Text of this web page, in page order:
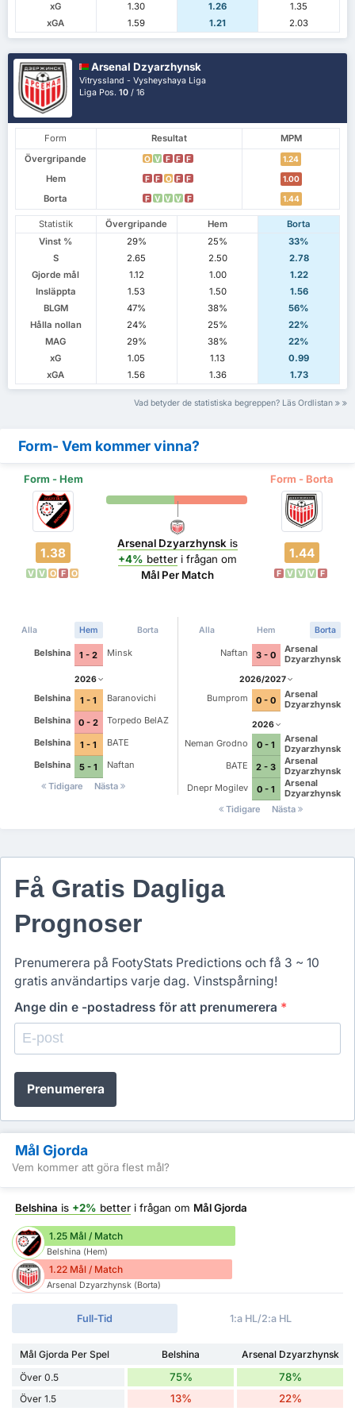
xG
1.30 1.26
1.35
xGA
1.59 1.21 2.03
Arsenal Dzyarzhynsk
Vitryssland - Vysheyshaya Liga
Liga Pos.10 / 16
Form Resultat
MPM
Övergripande
O V F F F 1.24
Hem F F O F F 1.00
Borta F V V V F 1.44
Statistik Övergripande Hem
Borta
Vinst %
29% 25%
33%
S
2.65 2.50
2.78
Gjorde mål
1.12 1.00
1.22
Insläppta
1.53 1.50
1.56
BLGM
47% 38%
56%
Hålla nollan
24% 25%
22%
MAG
29% 38%
22%
xG
1.05 1.13
0.99
xGA
1.56 1.36 1.73
Vad betyder de statistiska begreppen? Läs Ordlistan
Form- Vem kommer vinna?
Form - Hem Form - Borta
1.38
V V O F O
Arsenal Dzyarzhynsk is
+4% betteri frågan om
Mål Per Match
1.44
F V V V F
Alla Hem Borta
Belshina 1 - 2 Minsk
2026
Belshina 1 - 1
Baranovichi
Belshina
0 - 2
Torpedo BelAZ
Belshina
1 - 1
BATE
Belshina
5 - 1
Naftan
Tidigare
Nästa
Alla Hem Borta
Naftan 3 - 0
Arsenal
Dzyarzhynsk
2026/2027
Bumprom 0 - 0
Arsenal
Dzyarzhynsk
2026
Neman Grodno 0 - 1
Arsenal
Dzyarzhynsk
BATE
2 - 3
Arsenal
Dzyarzhynsk
Dnepr Mogilev
0 - 1
Arsenal
Dzyarzhynsk
Tidigare
Nästa
Få Gratis Dagliga
Prognoser
Prenumerera på FootyStats Predictions och få 3 ~ 10
gratis användartips varje dag. Vinstspårning!
Ange din e -postadress för att prenumerera *
Prenumerera
Mål Gjorda
Vem kommer att göra flest mål?
Belshina is +2% better i frågan om Mål Gjorda
1.25 Mål / Match
Belshina (Hem)
1.22 Mål / Match
Arsenal Dzyarzhynsk (Borta)
Full-Tid 1:a HL/2:a HL
Mål Gjorda Per Spel Belshina
Arsenal Dzyarzhynsk
Över 0.5
75% 78%
Över 1.5 13% 22%